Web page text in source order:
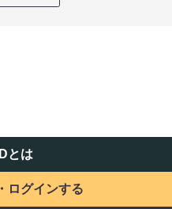
とは
ログインする